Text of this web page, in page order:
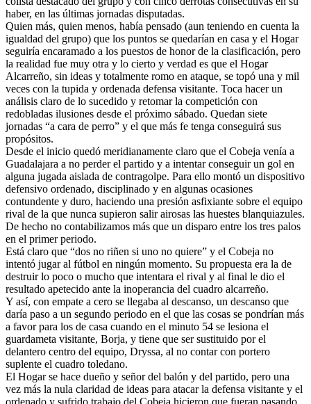
haber, en las últimas jornadas disputadas.
Quien más, quien menos, había pensado (aun teniendo en cuenta la
igualdad del grupo) que los puntos se quedarían en casa y el Hogar
seguiría encaramado a los puestos de honor de la clasificación, pero
la realidad fue muy otra y lo cierto y verdad es que el Hogar
Alcarreño, sin ideas y totalmente romo en ataque, se topó una y mil
veces con la tupida y ordenada defensa visitante. Toca hacer un
análisis claro de lo sucedido y retomar la competición con
redobladas ilusiones desde el próximo sábado. Quedan siete
jornadas “a cara de perro” y el que más fe tenga conseguirá sus
propósitos.
Desde el inicio quedó meridianamente claro que el Cobeja venía a
Guadalajara a no perder el partido y a intentar conseguir un gol en
alguna jugada aislada de contragolpe. Para ello montó un dispositivo
defensivo ordenado, disciplinado y en algunas ocasiones
contundente y duro, haciendo una presión asfixiante sobre el equipo
rival de la que nunca supieron salir airosas las huestes blanquiazules.
De hecho no contabilizamos más que un disparo entre los tres palos
en el primer periodo.
Está claro que “dos no riñen si uno no quiere” y el Cobeja no
intentó jugar al fútbol en ningún momento. Su propuesta era la de
destruir lo poco o mucho que intentara el rival y al final le dio el
resultado apetecido ante la inoperancia del cuadro alcarreño.
Y así, con empate a cero se llegaba al descanso, un descanso que
daría paso a un segundo periodo en el que las cosas se pondrían más
a favor para los de casa cuando en el minuto 54 se lesiona el
guardameta visitante, Borja, y tiene que ser sustituido por el
delantero centro del equipo, Dryssa, al no contar con portero
suplente el cuadro toledano.
El Hogar se hace dueño y señor del balón y del partido, pero una
vez más la nula claridad de ideas para atacar la defensa visitante y el
ordenado y sufrido trabajo del Cobeja hicieron que fueran pasando